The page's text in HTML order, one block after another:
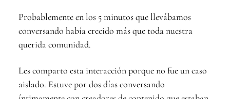
Probablemente en los 5 minutos que llevábamos
conversando había crecido más que toda nuestra
querida comunidad.
Les comparto esta interacción porque no fue un caso
aislado. Estuve por dos días conversando